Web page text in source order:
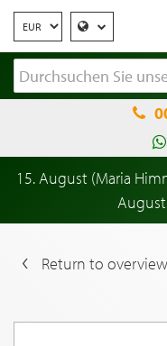
15. August (Maria
August
Return to overview